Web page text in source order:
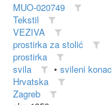
MUO-020749
Tekstil
VEZIVA
prostirka za stolić
prostirka
svila • svileni konac
Hrvatska
Zagreb